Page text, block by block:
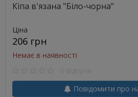
Кіпа в'язана "Біло-чорна"
Ціна
206 грн
Немає в наявності
Повідомити про